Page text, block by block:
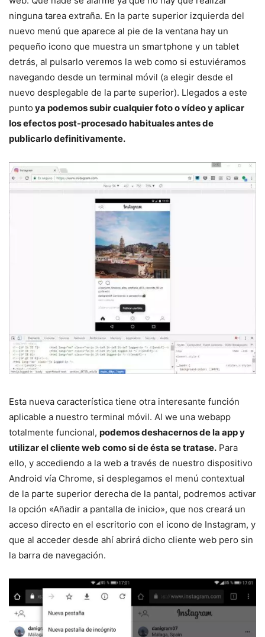
ninguna tarea extraña. En la parte superior izquierda del
nuevo menú que aparece al pie de la ventana hay un
pequeño icono que muestra un smartphone y un tablet
detrás, al pulsarlo veremos la web como si estuviéramos
navegando desde un terminal móvil (a elegir desde el
nuevo desplegable de la parte superior). Llegados a este
punto ya podemos subir cualquier foto o vídeo y aplicar
los efectos post-procesado habituales antes de
publicarlo definitivamente.
Esta nueva característica tiene otra interesante función
aplicable a nuestro terminal móvil. Al we una webapp
totalmente funcional, podemos deshacernos de la app y
utilizar el cliente web como si de ésta se tratase. Para
ello, y accediendo a la web a través de nuestro dispositivo
Android vía Chrome, si desplegamos el menú contextual
de la parte superior derecha de la pantal, podremos activar
la opción «Añadir a pantalla de inicio», que nos creará un
acceso directo en el escritorio con el icono de Instagram, y
que al acceder desde ahí abrirá dicho cliente web pero sin
la barra de navegación.